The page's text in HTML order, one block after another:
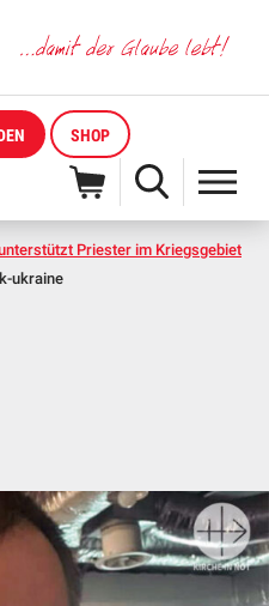
SHOP
Priester im Kriegsgebiet
ukraine